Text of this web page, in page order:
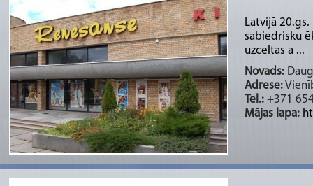
Latvijā
sabiedrisku
uzceltas a ...
Novads:
Adrese:
Tel.: +371
Mājas lapa: